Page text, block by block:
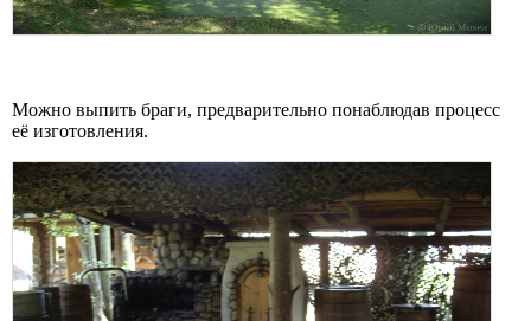
Можно выпить браги, предварительно понаблюдав процесс
её изготовления.